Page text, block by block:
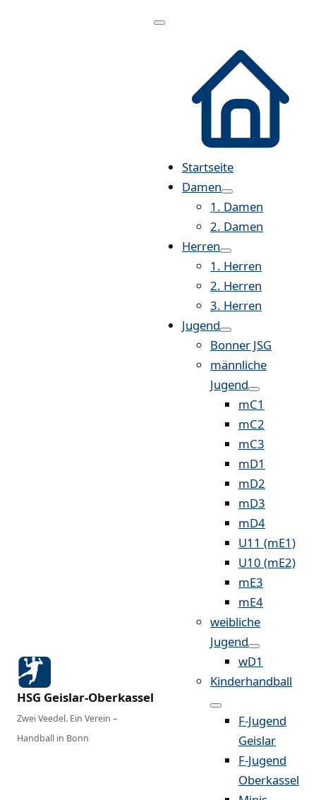
HSG Geislar-Oberkassel
Zwei Veedel. Ein Verein –
Handball in Bonn
Menü
Startseite
Damen
1. Damen
2. Damen
Herren
1. Herren
2. Herren
3. Herren
Jugend
Bonner JSG
männliche
Jugend
mC1
mC2
mC3
mD1
mD2
mD3
mD4
U11 (mE1)
U10 (mE2)
mE3
mE4
weibliche
Jugend
wD1
Kinderhandball
F-Jugend
Geislar
F-Jugend
Oberkassel